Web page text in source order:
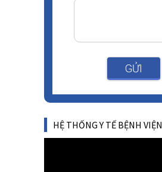
GỬI
HỆ THỐNG Y TẾ BỆNH VIỆN